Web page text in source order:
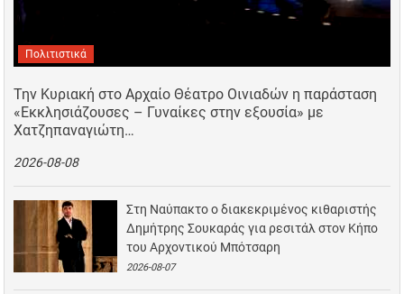
Πολιτιστικά
Την Κυριακή στο Αρχαίο Θέατρο Οινιαδών η παράσταση
«Εκκλησιάζουσες – Γυναίκες στην εξουσία» με
Χατζηπαναγιώτη…
2026-08-08
Στη Ναύπακτο ο διακεκριμένος κιθαριστής
Δημήτρης Σουκαράς για ρεσιτάλ στον Κήπο
του Αρχοντικού Μπότσαρη
2026-08-07